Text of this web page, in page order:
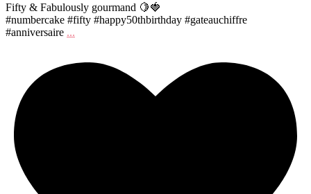
Fifty & Fabulously gourmand 🍋🍓
#numbercake #fifty #happy50thbirthday #gateauchiffre
#anniversaire ...